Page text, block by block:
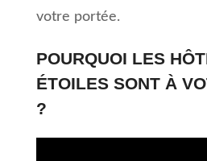
votre portée.
POURQUOI LES
ÉTOILES SONT À
?